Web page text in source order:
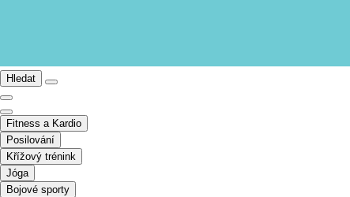
Hledat
Fitness a Kardio
Posilování
Křížový trénink
Jóga
Bojové sporty